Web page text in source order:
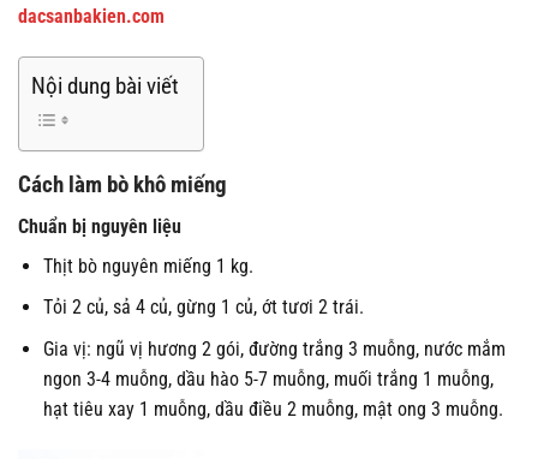
dacsanbakien.com
Nội dung bài viết
Cách làm bò khô miếng
Chuẩn bị nguyên liệu
Thịt bò nguyên miếng 1 kg.
Tỏi 2 củ, sả 4 củ, gừng 1 củ, ớt tươi 2 trái.
Gia vị: ngũ vị hương 2 gói, đường trắng 3 muỗng, nước mắm
ngon 3-4 muỗng, dầu hào 5-7 muỗng, muối trắng 1 muỗng,
hạt tiêu xay 1 muỗng, dầu điều 2 muỗng, mật ong 3 muỗng.